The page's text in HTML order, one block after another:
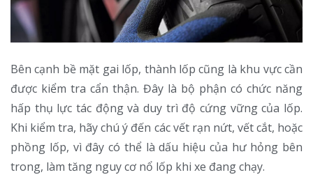
Bên cạnh bề mặt gai lốp, thành lốp cũng là khu vực cần
được kiểm tra cẩn thận. Đây là bộ phận có chức năng
hấp thụ lực tác động và duy trì độ cứng vững của lốp.
Khi kiểm tra, hãy chú ý đến các vết rạn nứt, vết cắt, hoặc
phồng lốp, vì đây có thể là dấu hiệu của hư hỏng bên
trong, làm tăng nguy cơ nổ lốp khi xe đang chạy.